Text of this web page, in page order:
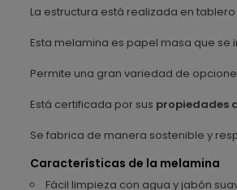
La estructura está realizada en
Esta melamina es papel masa que
Permite una gran variedad de
Está certificada por sus propiedades
Se fabrica de manera sostenible y
Características de la melamina
Fácil limpieza con agua y jabón